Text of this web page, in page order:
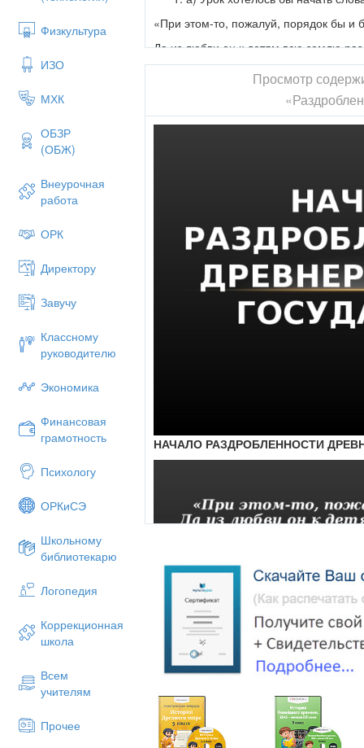
Физкультура
ИЗО
МХК
ОБЗР
(ОБЖ)
Внеурочная
работа
ОРК
Директору
Завучу
Классному
руководителю
Экономика
Финансовая
грамотность
Психологу
ОРКиСЭ
Школьному
библиотекарю
Логопедия
Коррекционная
школа
Всем
учителям
Прочее
«При этом-то, пожалуй, порядок бы и
Да из любви он к детям всю землю
Плоха была услуга, а дети видя то,
Давай тузить друг друга, кто как и чем
Итак, в 1054 г. Ярослав Мудрый
внуком Ростиславом
! Задача нашего урока –
государства.
Киев и Новгород - старшему
Ростовский удел (из владений
Киеве, а сыновья управляли
наместниками.Когда умирал отец,
Впоследствии во главе рода
момент князья. Киевский престол
смерти последнего из братьев –
(слайд 4)
Смерть любого члена
почетную область, князь
место вставал следующий по
наследования назывался
Просмотр
НАЧАЛО РАЗДРОБЛЕННОСТИ